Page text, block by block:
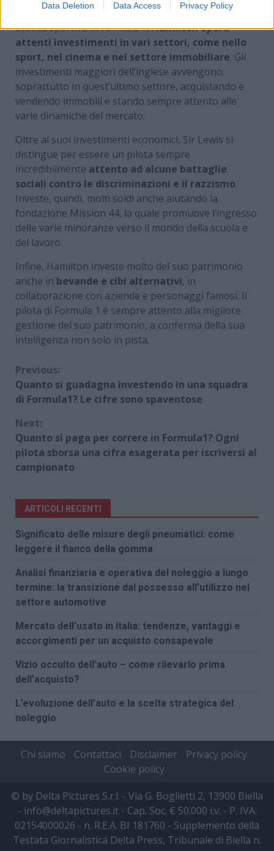
Data Deletion Data Access Privacy Policy
Oltre ai guadagni derivanti dalla sua lunghissima
attività sportiva in Formula 1,Hamilton opera
attenti investimenti in vari settori, come nello
sport, nel cinema e nel settore immobiliare. Gli
investimenti maggiori dell’inglese avvengono
soprattutto in quest’ultimo settore, acquistando e
vendendo immobili e stando sempre attento alle
varie dinamiche del mercato.
Oltre ai suoi investimenti economici, Sir Lewis si
distingue per essere un pilota sempre
incredibilmente attento ad alcune battaglie
sociali contro le discriminazioni e il razzismo.
Investe, quindi, molti soldi anche aiutando la
fondazione Mission 44, la quale promuove l’ingresso
delle varie minoranze verso il mondo della scuola e
del lavoro.
Infine, Hamilton investe molto del suo patrimonio
anche in bevande e cibi alternativi, in
collaborazione con aziende e personaggi famosi. Il
pilota di Formula 1 è sempre attento alla migliore
gestione del suo patrimonio, a conferma della sua
intelligenza non solo in pista.
Continue
Reading
Previous:
Quanto si guadagna investendo in una squadra
di Formula1? Le cifre sono spaventose
Next:
Quanto si paga per correre in Formula1? Ogni
pilota sborsa una cifra esagerata per iscriversi al
campionato
ARTICOLI RECENTI
Significato delle misure degli pneumatici: come
leggere il fianco della gomma
Analisi finanziaria e operativa del noleggio a lungo
termine: la transizione dal possesso all’utilizzo nel
settore automotive
Mercato dell’usato in Italia: tendenze, vantaggi e
accorgimenti per un acquisto consapevole
Vizio occulto dell’auto – come rilevarlo prima
dell’acquisto?
L’evoluzione dell’auto e la scelta strategica del
noleggio
Chi siamo Contattaci Disclaimer
Privacy policy
Cookie policy
© by Delta Pictures S.r.l. - Via G. Boglietti 2, 13900 Biella
- info@deltapictures.it - Cap. Soc. € 50.000 i.v. - P. IVA:
02154000026 - n. R.E.A. BI 181760 - Supplemento della
Testata Giornalistica Delta Press, Tribunale di Biella n.